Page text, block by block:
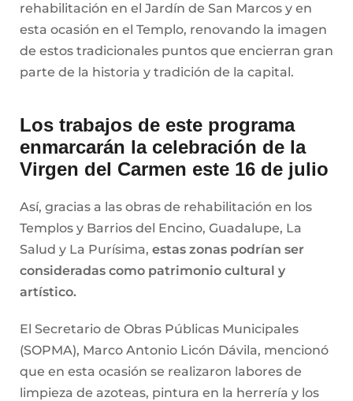
rehabilitación en el Jardín de San Marcos y en
esta ocasión en el Templo, renovando la imagen
de estos tradicionales puntos que encierran gran
parte de la historia y tradición de la capital.
Los trabajos de este programa
enmarcarán la celebración de la
Virgen del Carmen este 16 de julio
Así, gracias a las obras de rehabilitación en los
Templos y Barrios del Encino, Guadalupe, La
Salud y La Purísima, estas zonas podrían ser
consideradas como patrimonio cultural y
artístico.
El Secretario de Obras Públicas Municipales
(SOPMA), Marco Antonio Licón Dávila, mencionó
que en esta ocasión se realizaron labores de
limpieza de azoteas, pintura en la herrería y los